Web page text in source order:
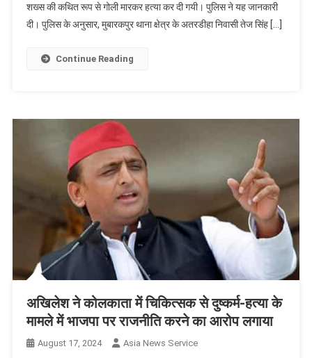
शख्स की कथित रूप से गोली मारकर हत्या कर दी गयी। पुलिस ने यह जानकारी
दी। पुलिस के अनुसार, मुबारकपुर थाना क्षेत्र के अतरडीहा निवासी तेज सिंह […]
Continue Reading
अखिलेश ने कोलकाता में चिकित्सक से दुष्कर्म-हत्या के
मामले में भाजपा पर राजनीति करने का आरोप लगाया
August 17, 2024 Asia News Service